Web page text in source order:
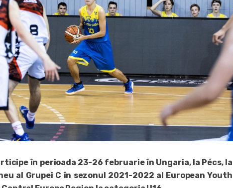
în perioada 23-26 februarie în Ungaria, la Pécs, la
al Grupei C în sezonul 2021-2022 al European Youth